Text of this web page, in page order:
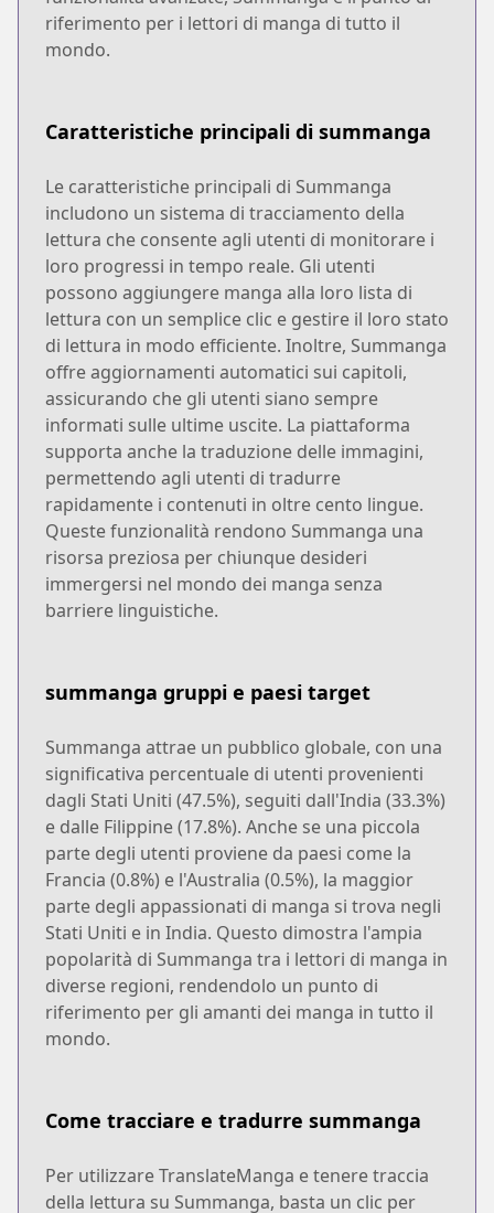
riferimento per i lettori di manga di tutto il
mondo.
Caratteristiche principali di summanga
Le caratteristiche principali di Summanga
includono un sistema di tracciamento della
lettura che consente agli utenti di monitorare i
loro progressi in tempo reale. Gli utenti
possono aggiungere manga alla loro lista di
lettura con un semplice clic e gestire il loro stato
di lettura in modo efficiente. Inoltre, Summanga
offre aggiornamenti automatici sui capitoli,
assicurando che gli utenti siano sempre
informati sulle ultime uscite. La piattaforma
supporta anche la traduzione delle immagini,
permettendo agli utenti di tradurre
rapidamente i contenuti in oltre cento lingue.
Queste funzionalità rendono Summanga una
risorsa preziosa per chiunque desideri
immergersi nel mondo dei manga senza
barriere linguistiche.
summanga gruppi e paesi target
Summanga attrae un pubblico globale, con una
significativa percentuale di utenti provenienti
dagli Stati Uniti (47.5%), seguiti dall'India (33.3%)
e dalle Filippine (17.8%). Anche se una piccola
parte degli utenti proviene da paesi come la
Francia (0.8%) e l'Australia (0.5%), la maggior
parte degli appassionati di manga si trova negli
Stati Uniti e in India. Questo dimostra l'ampia
popolarità di Summanga tra i lettori di manga in
diverse regioni, rendendolo un punto di
riferimento per gli amanti dei manga in tutto il
mondo.
Come tracciare e tradurre summanga
Per utilizzare TranslateManga e tenere traccia
della lettura su Summanga, basta un clic per